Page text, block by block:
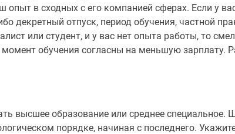
опыт в сходных с его компанией сферах. Если у
декретный отпуск, период обучения, частной
или студент, и у вас нет опыта работы, то
обучения согласны на меньшую зарплату.
высшее образование или среднее
порядке, начиная с последнего.